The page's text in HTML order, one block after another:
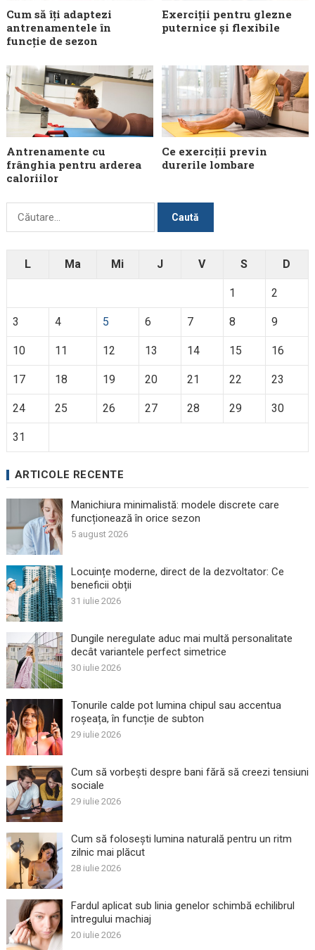
Cum să îți adaptezi
antrenamentele în
funcție de sezon
Exerciții pentru glezne
puternice și flexibile
Antrenamente cu
frânghia pentru arderea
caloriilor
Ce exerciții previn
durerile lombare
L Ma Mi J V S D
1 2
3 4 5 6 7 8 9
10 11 12 13 14 15 16
17 18 19 20 21 22 23
24 25 26 27 28 29 30
31
ARTICOLE RECENTE
Manichiura minimalistă: modele discrete care
funcționează în orice sezon
5 august 2026
Locuințe moderne, direct de la dezvoltator: Ce
beneficii obții
31 iulie 2026
Dungile neregulate aduc mai multă personalitate
decât variantele perfect simetrice
30 iulie 2026
Tonurile calde pot lumina chipul sau accentua
roșeața, în funcție de subton
29 iulie 2026
Cum să vorbești despre bani fără să creezi tensiuni
sociale
29 iulie 2026
Cum să folosești lumina naturală pentru un ritm
zilnic mai plăcut
28 iulie 2026
Fardul aplicat sub linia genelor schimbă echilibrul
întregului machiaj
20 iulie 2026